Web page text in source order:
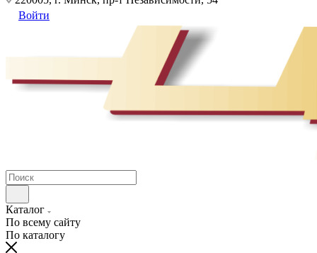
Войти
Каталог
По всему сайту
По каталогу